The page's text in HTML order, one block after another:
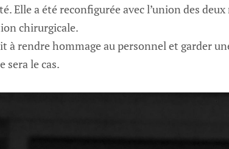
Elle a été reconfigurée avec l’union des
chirurgicale.
à rendre hommage au personnel et garder
sera le cas.